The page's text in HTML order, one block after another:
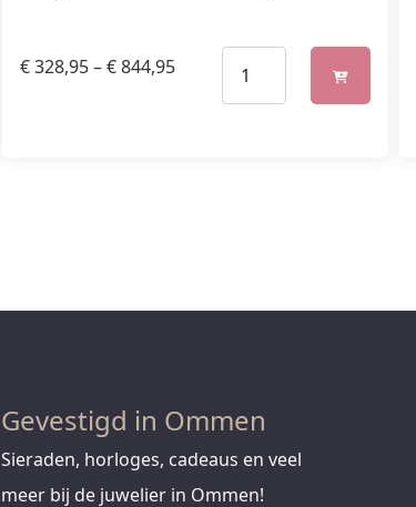
€328,95–€844,95
Gevestigd in Ommen
Sieraden, horloges, cadeaus en veel
meer bij de juwelier in Ommen!